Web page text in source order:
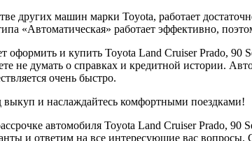
других машин марки Toyota, работает
«Автоматическая» работает эффективно,
оформить и купить Toyota Land Cruiser Prado, 90
не думать о справках и кредитной истории.
очень быстро.
выкуп и наслаждайтесь комфортными поездками!
автомобиля Toyota Land Cruiser Prado,
и ответим на все интересующие вас вопросы.